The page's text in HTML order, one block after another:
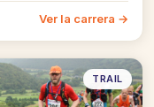
Ver la carrera →
TRAIL